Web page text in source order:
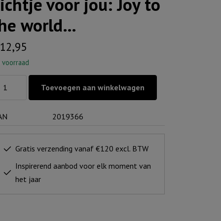
world…
voorraad
Toevoegen aan winkelwagen
2019366
Gratis verzending vanaf €120 excl. BTW
Inspirerend aanbod voor elk moment van
het jaar